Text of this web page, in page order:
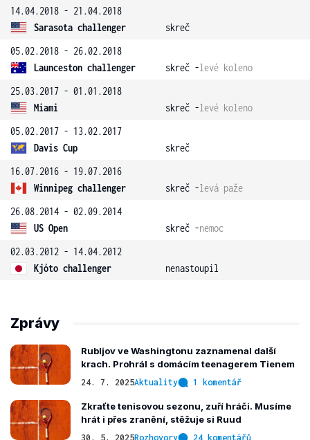
14.04.2018 - 21.04.2018
Sarasota challenger
skreč
05.02.2018 - 26.02.2018
Launceston challenger
skreč -levé koleno
25.03.2017 - 01.01.2018
Miami
skreč -levé koleno
05.02.2017 - 13.02.2017
Davis Cup
skreč
16.07.2016 - 19.07.2016
Winnipeg challenger
skreč -levá paže
26.08.2014 - 02.09.2014
US Open
skreč -nemoc
02.03.2012 - 14.04.2012
Kjóto challenger
nenastoupil
Zprávy
Rubljov ve Washingtonu zaznamenal další
krach. Prohrál s domácím teenagerem Tienem
24. 7. 2025Aktuality 1 komentář
Zkraťte tenisovou sezonu, zuří hráči. Musíme
hrát i přes zranění, stěžuje si Ruud
30. 5. 2025Rozhovory 24 komentářů